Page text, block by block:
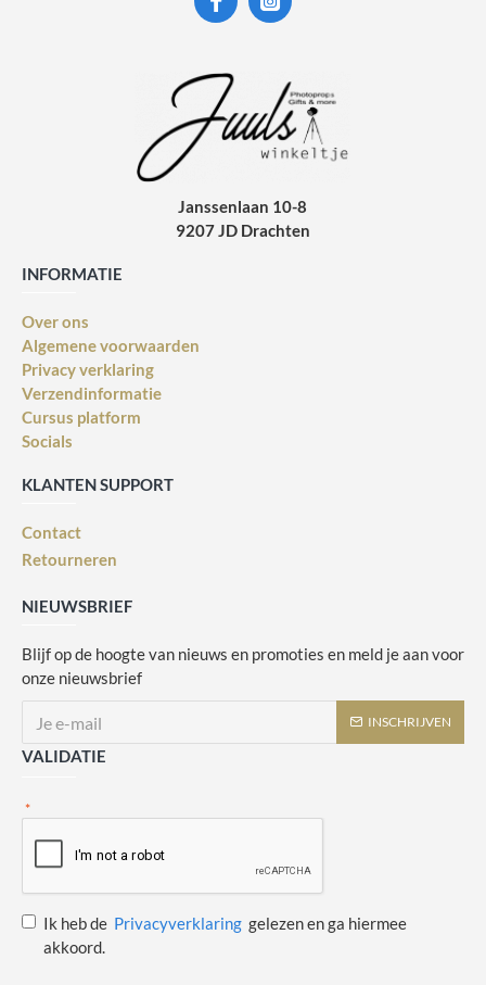
Janssenlaan 10-8
9207 JD Drachten
INFORMATIE
Over ons
Algemene voorwaarden
Privacy verklaring
Verzendinformatie
Cursus platform
Socials
KLANTEN SUPPORT
Contact
Retourneren
NIEUWSBRIEF
Blijf op de hoogte van nieuws en promoties en meld je aan voor
onze nieuwsbrief
INSCHRIJVEN
VALIDATIE
Ik heb de Privacyverklaring gelezen en ga hiermee
akkoord.